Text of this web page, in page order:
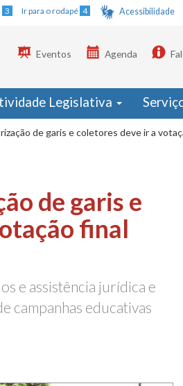
3 Ir para o rodapé 4 Acessibilidade
Eventos Agenda
Legislativa
de garis e coletores deve ir a
de garis e
final
e assistência jurídica e
campanhas educativas